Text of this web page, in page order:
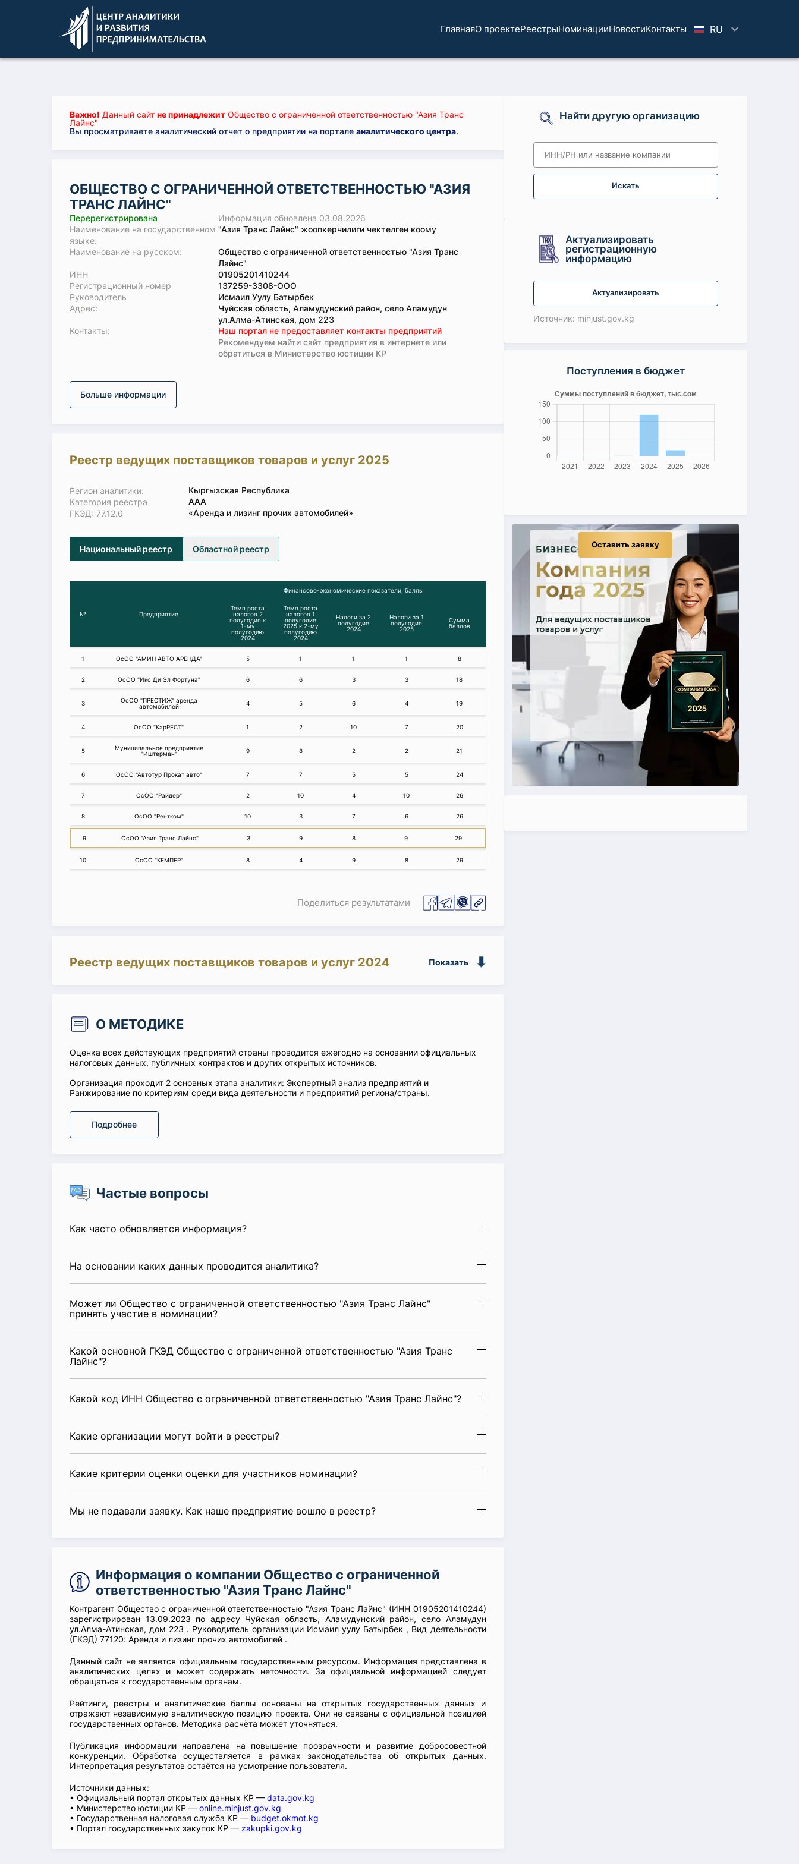
ГлавнаяО проектеРеестрыНоминацииНовостиKoнтaкты RU
Важно! Данный сайт не принадлежит Общество с ограниченной ответственностью "Азия Транс
Лайнс"
Вы просматриваете аналитический отчет о предприятии на портале аналитического центра.
ОБЩЕСТВО С ОГРАНИЧЕННОЙ ОТВЕТСТВЕННОСТЬЮ "АЗИЯ
ТРАНС ЛАЙНС"
Перерегистрирована
Информация обновлена 03.08.2026
Наименование на государственном
языке:
"Азия Транс Лайнс" жоопкерчилиги чектелген коому
Наименование на русском:
Общество с ограниченной ответственностью "Азия Транс
Лайнс"
ИНН
01905201410244
Регистрационный номер
137259-3308-ООО
Руководитель
Исмаил Уулу Батырбек
Адрес:
Чуйская область, Аламудунский район, село Аламудун
ул.Алма-Атинская, дом 223
Koнтaкты:
Наш портал не предоставляет контакты предприятий
Рекомендуем найти сайт предприятия в интернете или
обратиться в Министерство юстиции КР
Больше информации
Реестр ведущих поставщиков товаров и услуг 2025
Регион аналитики:
Кыргызская Республика
Категория реестра
ААА
ГКЭД: 77.12.0
«Аренда и лизинг прочих автомобилей»
Национальный реестр Областной реестр
№ Предприятие
Финансово-экономические показатели, баллы
Темп роста
налогов 2
полугодие к
1-му
полугодию
2024
Темп роста
налогов 1
полугодие
2025 к 2-му
полугодию
2024
Налоги за 2
полугодие
2024
Налоги за 1
полугодие
2025
Сумма
баллов
1 ОсОО "АМИН АВТО АРЕНДА" 5 1 1 1 8
2 ОсОО "Икс Ди Эл Фортуна" 6 6 3 3 18
3
ОсОО "ПРЕСТИЖ" аренда
автомобилей
4 5 6 4 19
4 ОсОО "КарРЕСТ" 1 2 10 7 20
5
Муниципальное предприятие
"Иштерман"
9 8 2 2 21
6 ОсОО "Автотур Прокат авто" 7 7 5 5 24
7 ОсОО "Райдер" 2 10 4 10 26
8 ОсОО "Рентком" 10 3 7 6 26
9 ОсОО "Азия Транс Лайнс" 3 9 8 9 29
10 ОсОО "КЕМПЕР" 8 4 9 8 29
Поделиться результатами
Реестр ведущих поставщиков товаров и услуг 2024 Показать
О МЕТОДИКЕ
Оценка всех действующих предприятий страны проводится ежегодно на основании официальных
налоговых данных, публичных контрактов и других открытых источников.
Организация проходит 2 основных этапа аналитики: Экспертный анализ предприятий и
Ранжирование по критериям среди вида деятельности и предприятий региона/страны.
Подробнее
Частые вопросы
Как часто обновляется информация?
На основании каких данных проводится аналитика?
Может ли Общество с ограниченной ответственностью "Азия Транс Лайнс"
принять участие в номинации?
Какой основной ГКЭД Общество с ограниченной ответственностью "Азия Транс
Лайнс"?
Какой код ИНН Общество с ограниченной ответственностью "Азия Транс Лайнс"?
Какие организации могут войти в реестры?
Какие критерии оценки оценки для участников номинации?
Мы не подавали заявку. Как наше предприятие вошло в реестр?
Информация о компании Общество с ограниченной
ответственностью "Азия Транс Лайнс"
Контрагент Общество с ограниченной ответственностью "Азия Транс Лайнс" (ИНН 01905201410244)
зарегистрирован 13.09.2023 по адресу Чуйская область, Аламудунский район, село Аламудун
ул.Алма-Атинская, дом 223 . Руководитель организации Исмаил уулу Батырбек , Вид деятельности
(ГКЭД) 77120: Аренда и лизинг прочих автомобилей .
Данный сайт не является официальным государственным ресурсом. Информация представлена в
аналитических целях и может содержать неточности. За официальной информацией следует
обращаться к государственным органам.
Рейтинги, реестры и аналитические баллы основаны на открытых государственных данных и
отражают независимую аналитическую позицию проекта. Они не связаны с официальной позицией
государственных органов. Методика расчёта может уточняться.
Публикация информации направлена на повышение прозрачности и развитие добросовестной
конкуренции. Обработка осуществляется в рамках законодательства об открытых данных.
Интерпретация результатов остаётся на усмотрение пользователя.
Источники данных:
• Официальный портал открытых данных КР — data.gov.kg
• Министерство юстиции КР — online.minjust.gov.kg
• Государственная налоговая служба КР — budget.okmot.kg
• Портал государственных закупок КР — zakupki.gov.kg
Найти другую организацию
Искать
Актуализировать
регистрационную
информацию
Актуализировать
Источник: minjust.gov.kg
Поступления в бюджет
Оставить заявку